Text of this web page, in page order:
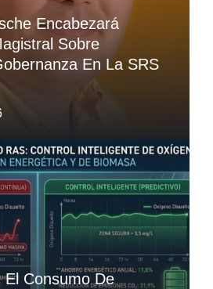
Encabezará
Sobre
En La SRS
Consumo De